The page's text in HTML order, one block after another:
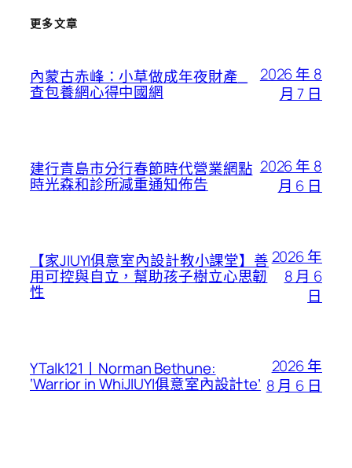
更多文章
內蒙古赤峰：小草做成年夜財產_
查包養網心得中國網
2026 年 8
月 7 日
建行青島市分行春節時代營業網點
時光森和診所減重通知佈告
2026 年 8
月 6 日
【家JIUYI俱意室內設計教小課堂】善
用可控與自立，幫助孩子樹立心思韌
性
2026 年
8 月 6
日
YTalk121丨Norman Bethune:
‘Warrior in WhiJIUYI俱意室內設計te’
2026 年
8 月 6 日